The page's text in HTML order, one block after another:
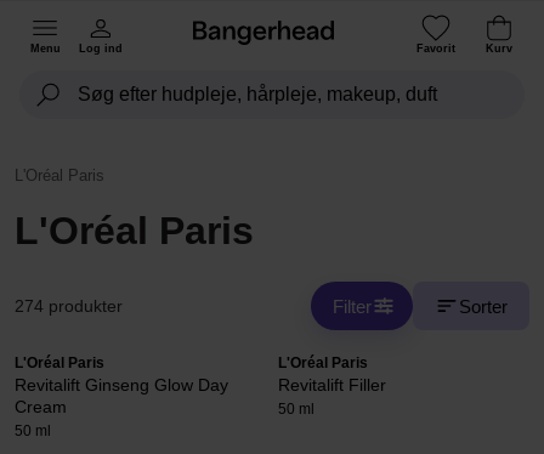
Menu Log ind Favorit Kurv
L'Oréal Paris
L'Oréal Paris
274 produkter Filter Sorter
L'Oréal Paris
Revitalift Ginseng Glow Day
Cream
50 ml
L'Oréal Paris
Revitalift Filler
50 ml